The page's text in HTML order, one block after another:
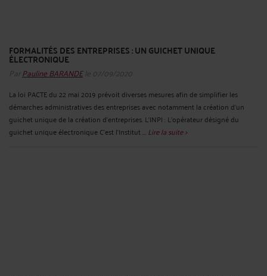
FORMALITÉS DES ENTREPRISES : UN GUICHET UNIQUE
ÉLECTRONIQUE
Par Pauline BARANDEle 07/09/2020
La loi PACTE du 22 mai 2019 prévoit diverses mesures afin de simplifier les
démarches administratives des entreprises avec notamment la création d’un
guichet unique de la création d’entreprises. L’INPI : L’opérateur désigné du
guichet unique électronique C’est l’Institut ... Lire la suite >